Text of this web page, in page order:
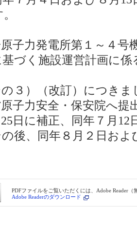
子力発電所第１～４号
づく施設運営計画に
３）（改訂）につきま
子力安全・保安院へ提
日に補正、同年７月12
後、同年８月２日およ
PDFファイルをご覧いただくには、Adobe Reader（
Adobe Readerのダウンロード